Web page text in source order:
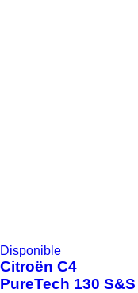
Disponible
Citroën C4
PureTech 130